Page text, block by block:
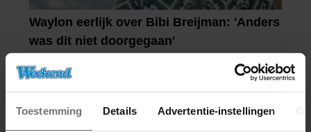
Toestemming Details Advertentie-instellingen